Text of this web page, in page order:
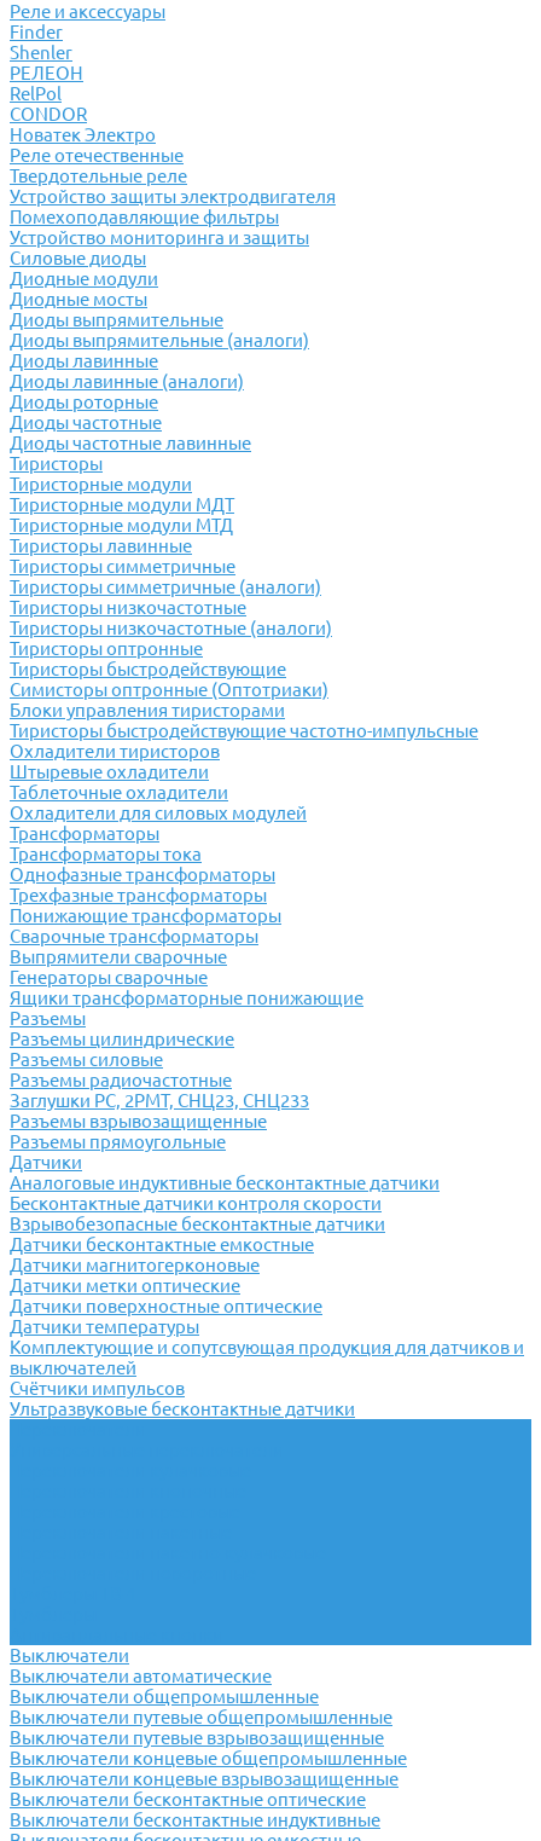
Реле и аксессуары
Finder
Shenler
РЕЛЕОН
RelPol
CONDOR
Новатек Электро
Реле отечественные
Твердотельные реле
Устройство защиты электродвигателя
Помехоподавляющие фильтры
Устройство мониторинга и защиты
Силовые диоды
Диодные модули
Диодные мосты
Диоды выпрямительные
Диоды выпрямительные (аналоги)
Диоды лавинные
Диоды лавинные (аналоги)
Диоды роторные
Диоды частотные
Диоды частотные лавинные
Тиристоры
Тиристорные модули
Тиристорные модули МДТ
Тиристорные модули МТД
Тиристоры лавинные
Тиристоры симметричные
Тиристоры симметричные (аналоги)
Тиристоры низкочастотные
Тиристоры низкочастотные (аналоги)
Тиристоры оптронные
Тиристоры быстродействующие
Симисторы оптронные (Оптотриаки)
Блоки управления тиристорами
Тиристоры быстродействующие частотно-импульсные
Охладители тиристоров
Штыревые охладители
Таблеточные охладители
Охладители для силовых модулей
Трансформаторы
Трансформаторы тока
Однофазные трансформаторы
Трехфазные трансформаторы
Понижающие трансформаторы
Сварочные трансформаторы
Выпрямители сварочные
Генераторы сварочные
Ящики трансформаторные понижающие
Разъемы
Разъемы цилиндрические
Разъемы силовые
Разъемы радиочастотные
Заглушки РС, 2РМТ, СНЦ23, СНЦ233
Разъемы взрывозащищенные
Разъемы прямоугольные
Датчики
Аналоговые индуктивные бесконтактные датчики
Бесконтактные датчики контроля скорости
Взрывобезопасные бесконтактные датчики
Датчики бесконтактные емкостные
Датчики магнитогерконовые
Датчики метки оптические
Датчики поверхностные оптические
Датчики температуры
Комплектующие и сопутсвующая продукция для датчиков и
выключателей
Счётчики импульсов
Ультразвуковые бесконтактные датчики
Выключатели
Выключатели автоматические
Выключатели общепромышленные
Выключатели путевые общепромышленные
Выключатели путевые взрывозащищенные
Выключатели концевые общепромышленные
Выключатели концевые взрывозащищенные
Выключатели бесконтактные оптические
Выключатели бесконтактные индуктивные